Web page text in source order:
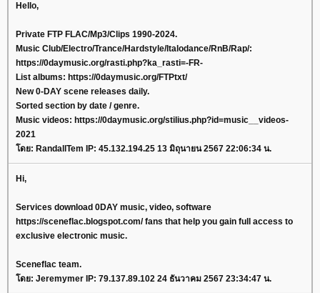
Hello,
Private FTP FLAC/Mp3/Clips 1990-2024.
Music Club/Electro/Trance/Hardstyle/Italodance/RnB/Rap/:
https://0daymusic.org/rasti.php?ka_rasti=-FR-
List albums: https://0daymusic.org/FTPtxt/
New 0-DAY scene releases daily.
Sorted section by date / genre.
Music videos: https://0daymusic.org/stilius.php?id=music__videos-
2021
โดย: RandallTem IP: 45.132.194.25 13 มิถุนายน 2567 22:06:34 น.
Hi,
Services download 0DAY music, video, software
https://sceneflac.blogspot.com/ fans that help you gain full access to
exclusive electronic music.
Sceneflac team.
โดย: Jeremymer IP: 79.137.89.102 24 ธันวาคม 2567 23:34:47 น.